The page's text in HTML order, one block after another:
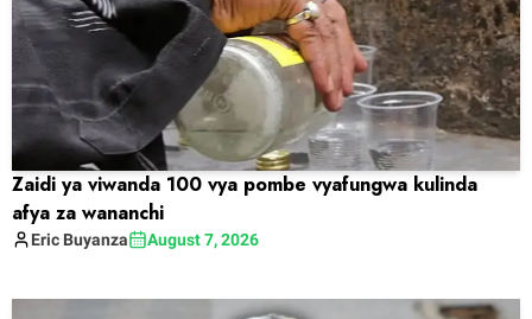
Zaidi ya viwanda 100 vya pombe vyafungwa kulinda
afya za wananchi
Eric Buyanza August 7, 2026